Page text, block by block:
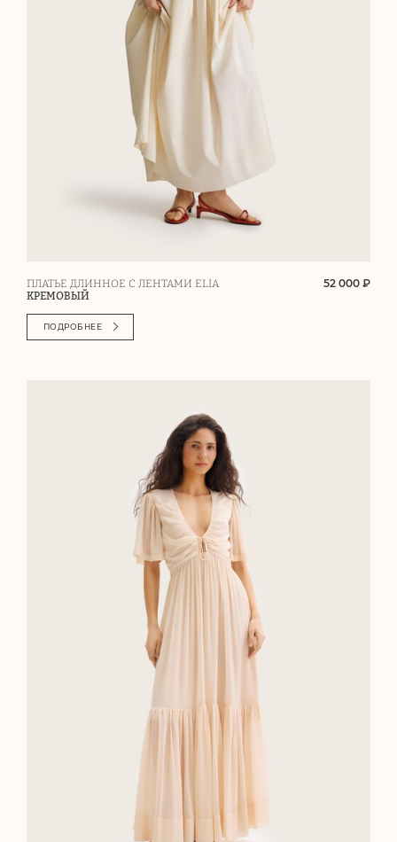
ПЛАТЬЕ ДЛИННОЕ С ЛЕНТАМИ ELIA
КРЕМОВЫЙ
52 000 ₽
ПОДРОБНЕЕ